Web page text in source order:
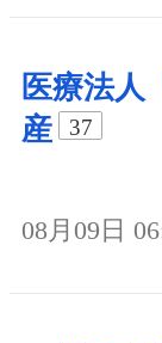
医療法人
産
37
08月09日